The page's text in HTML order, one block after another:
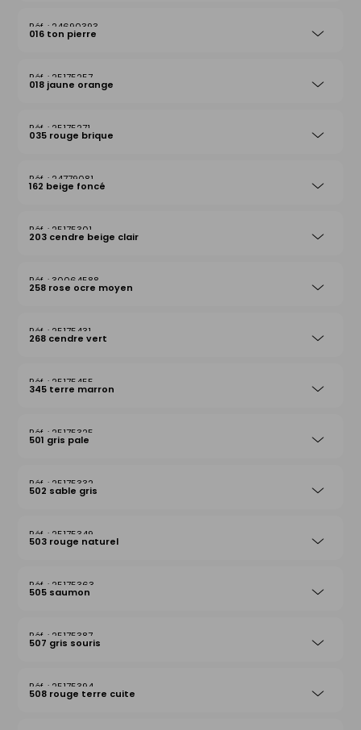
24690393
016 ton pierre
25175257
018 jaune orange
25175271
035 rouge brique
24779081
162 beige foncé
25175301
203 cendre beige clair
30064588
258 rose ocre moyen
25175431
268 cendre vert
25175455
345 terre marron
25175325
501 gris pale
25175332
502 sable gris
25175349
503 rouge naturel
25175363
505 saumon
25175387
507 gris souris
25175394
508 rouge terre cuite